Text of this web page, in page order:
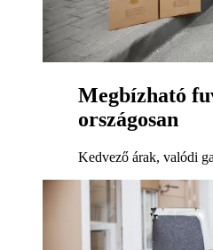
Megbízható
országosan
Kedvező árak, valódi